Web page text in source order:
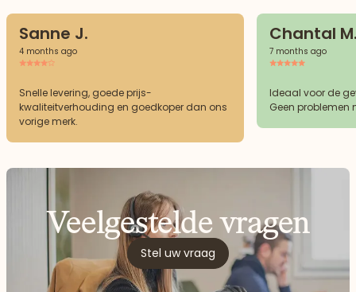
Sanne J.
4 months ago
Snelle levering, goede prijs-
kwaliteitverhouding en goedkoper dan ons
vorige merk.
Chantal
7 months ago
Ideaal voor de
Geen problemen
Veelgestelde vragen
Stel uw vraag